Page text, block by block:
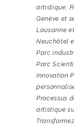
artistique,
Genève et
Lausanne
Neuchâtel
Parc
Parc
Innovation
Processus
artistique